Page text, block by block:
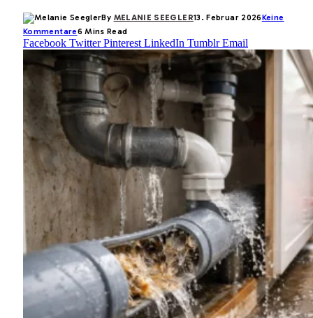
By MELANIE SEEGLER13. Februar 2026Keine
Kommentare6 Mins Read
Facebook Twitter Pinterest LinkedIn Tumblr Email